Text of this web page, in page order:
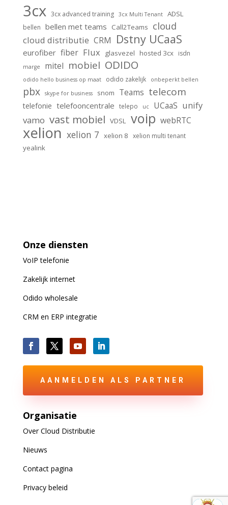
3cx 3cx advanced training 3cx Multi Tenant ADSL
bellen bellen met teams Call2Teams cloud
cloud distributie CRM Dstny UCaaS
eurofiber fiber Flux glasvezel hosted 3cx isdn
marge mitel mobiel ODIDO
odido hello business op maat odido zakelijk onbeperkt bellen
pbx skype for business snom Teams telecom
telefonie telefooncentrale telepo uc UCaaS unify
vamo vast mobiel VDSL voip webRTC
xelion xelion 7 xelion 8 xelion multi tenant
yealink
Onze diensten
VoIPtelefonie
Zakelijk internet
Odido wholesale
CRM en ERP integratie
AANMELDEN ALS PARTNER
Organisatie
Over Cloud Distributie
Nieuws
Contact pagina
Privacy beleid